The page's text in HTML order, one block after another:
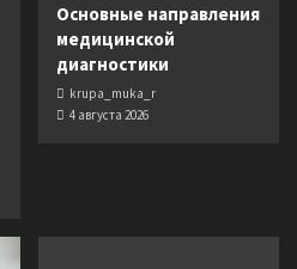
Основные направления
медицинской
диагностики
krupa_muka_r
4 августа 2026